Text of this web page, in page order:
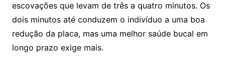
escovações que levam de três a quatro minutos. Os
dois minutos até conduzem o indivíduo a uma boa
redução da placa, mas uma melhor saúde bucal em
longo prazo exige mais.